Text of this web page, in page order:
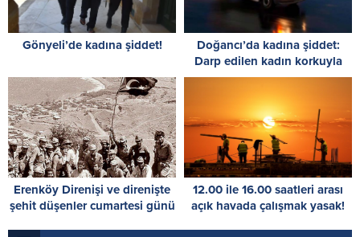
Gönyeli’de kadına şiddet!
Doğancı’da kadına şiddet:
Darp edilen kadın korkuyla
pencereden atladı, ağır
Erenköy Direnişi ve direnişte
şehit düşenler cumartesi günü
12.00 ile 16.00 saatleri arası
açık havada çalışmak yasak!